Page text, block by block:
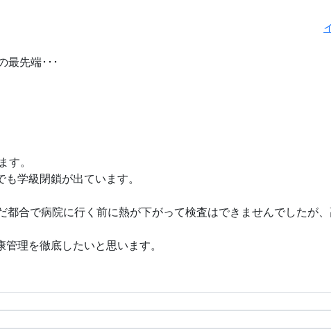
最先端･･･
。
学級閉鎖が出ています。
合で病院に行く前に熱が下がって検査はできませんでしたが
理を徹底したいと思います。